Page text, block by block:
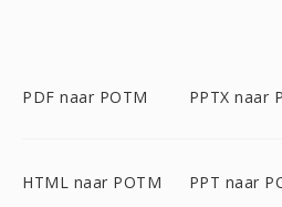
PDF naar POTM PPTX naar
HTML naar POTM PPT naar